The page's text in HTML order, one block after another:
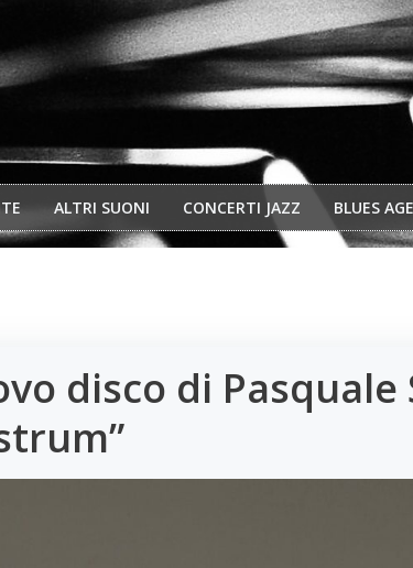
ALTRI SUONI CONCERTI JAZZ BLUES
disco di Pasquale